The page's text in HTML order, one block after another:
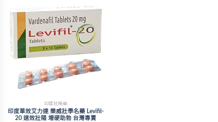
印度壯陽藥
印度單效艾力達 樂威壯學名藥 Levifil-
20 速效壯陽 增硬助勃 台灣專賣